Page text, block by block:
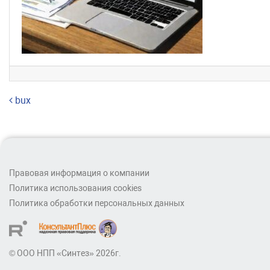
Навигация по записям
bux
Правовая информация о компании
Политика использования cookies
Политика обработки персональных данных
© ООО НПП «Синтез» 2026г.